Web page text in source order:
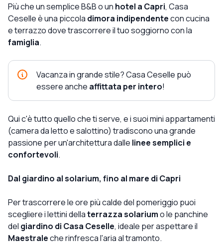
Più che un semplice B&B o un hotel a Capri, Casa
Ceselle è una piccola dimora indipendentecon cucina
e terrazzo dove trascorrere il tuo soggiorno con la
famiglia.
Vacanza in grande stile? Casa Ceselle può
essere anche affittata per intero!
Qui c'è tutto quello che ti serve, e i suoi mini appartamenti
(camera da letto e salottino) tradiscono una grande
passione per un'architettura dalle linee semplici e
confortevoli.
Dal giardino al solarium, fino al mare di Capri
Per trascorrere le ore più calde del pomeriggio puoi
scegliere i lettini dellaterrazza solariumo le panchine
del giardino di Casa Ceselle, ideale per aspettare il
Maestraleche rinfresca l'aria al tramonto.